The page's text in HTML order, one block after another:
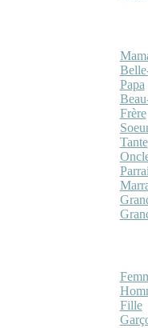
Papa
Frère
Tante
Fille